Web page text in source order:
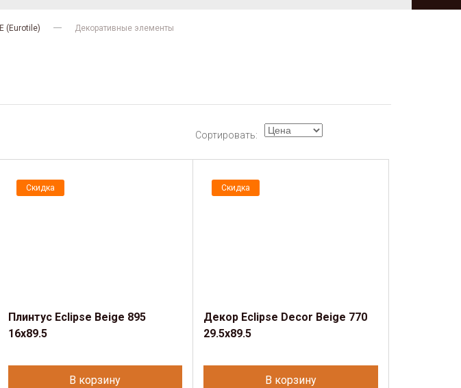
(Eurotile) Декоративные элементы
Сортировать:
Скидка
Плинтус Eclipse Beige 895
16х89.5
В корзину
Скидка
Декор Eclipse Decor Beige 770
29.5х89.5
В корзину